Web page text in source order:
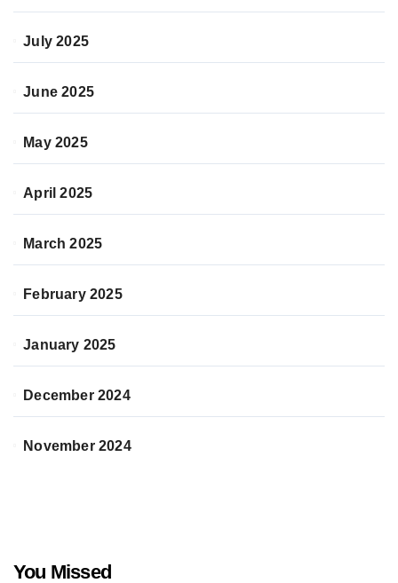
July 2025
June 2025
May 2025
April 2025
March 2025
February 2025
January 2025
December 2024
November 2024
You Missed